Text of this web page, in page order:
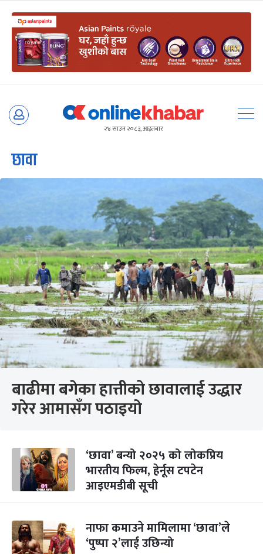
Skip
२४ साउन २०८३, आइतबार
छावा
बाढीमा बगेका हात्तीको छावालाई उद्धार
गरेर आमासँग पठाइयो
‘छावा’ बन्यो २०२५ को लोकप्रिय
भारतीय फिल्म, हेर्नूस टपटेन
आइएमडीबी सूची
नाफा कमाउने मामिलामा ‘छावा’ले
‘पुष्पा २’लाई उछिन्यो